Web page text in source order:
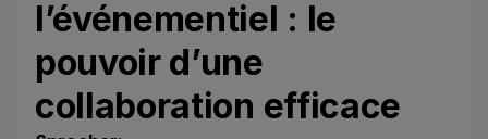
l’événementiel : le
pouvoir d’une
collaboration efficace